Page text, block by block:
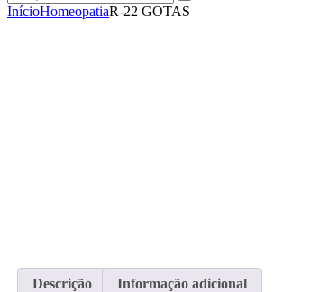
instagramm
facebook
InícioHomeopatiaR-22 GOTAS
Descrição Informação adicional